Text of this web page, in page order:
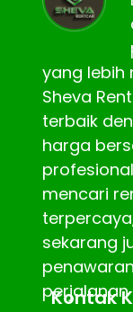
yang lebih
Sheva
terbaik
harga
mencari
sekarang
perjalanan
Kontak